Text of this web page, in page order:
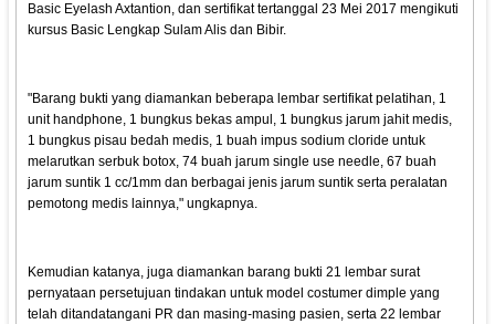
Basic Eyelash Axtantion, dan sertifikat tertanggal 23 Mei 2017 mengikuti
kursus Basic Lengkap Sulam Alis dan Bibir.
"Barang bukti yang diamankan beberapa lembar sertifikat pelatihan, 1
unit handphone, 1 bungkus bekas ampul, 1 bungkus jarum jahit medis,
1 bungkus pisau bedah medis, 1 buah impus sodium cloride untuk
melarutkan serbuk botox, 74 buah jarum single use needle, 67 buah
jarum suntik 1 cc/1mm dan berbagai jenis jarum suntik serta peralatan
pemotong medis lainnya," ungkapnya.
Kemudian katanya, juga diamankan barang bukti 21 lembar surat
pernyataan persetujuan tindakan untuk model costumer dimple yang
telah ditandatangani PR dan masing-masing pasien, serta 22 lembar